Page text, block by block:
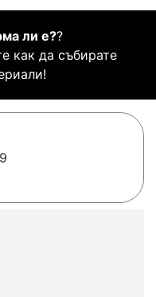
ли е??
как да събирате